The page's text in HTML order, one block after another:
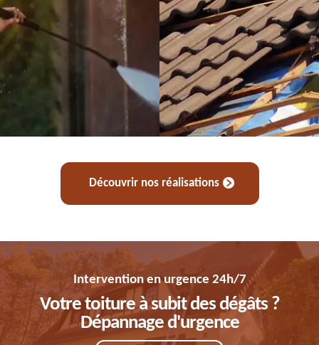
Découvrir nos réalisations
Intervention en urgence 24h/7
Votre toiture à subit des dégâts ?
Dépannage d'urgence